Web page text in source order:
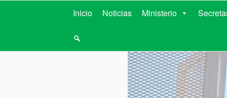
MINISTERIO
Inicio Noticias Ministerio